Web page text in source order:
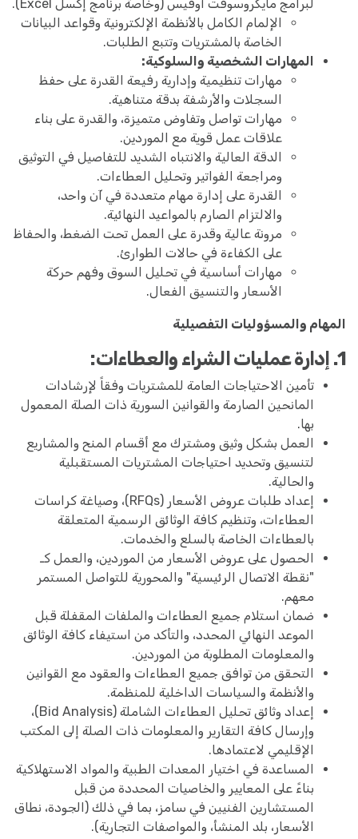
لبرامج مايكروسوفت أوفيس (وخاصة برنامج إكسل Excel).
الإلمام الكامل بالأنظمة الإلكترونية وقواعد البيانات
الخاصة بالمشتريات وتتبع الطلبات.
المهارات الشخصية والسلوكية:
مهارات تنظيمية وإدارية رفيعة القدرة على حفظ
السجلات والأرشفة بدقة متناهية.
مهارات تواصل وتفاوض متميزة، والقدرة على بناء
علاقات عمل قوية مع الموردين.
الدقة العالية والانتباه الشديد للتفاصيل في التوثيق
ومراجعة الفواتير وتحليل العطاءات.
القدرة على إدارة مهام متعددة في آن واحد،
والالتزام الصارم بالمواعيد النهائية.
مرونة عالية وقدرة على العمل تحت الضغط، والحفاظ
على الكفاءة في حالات الطوارئ.
مهارات أساسية في تحليل السوق وفهم حركة
الأسعار والتنسيق الفعال.
المهام والمسؤوليات التفصيلية
1. إدارة عمليات الشراء والعطاءات:
تأمين الاحتياجات العامة للمشتريات وفقاً لإرشادات
المانحين الصارمة والقوانين السورية ذات الصلة المعمول
بها.
العمل بشكل وثيق ومشترك مع أقسام المنح والمشاريع
لتنسيق وتحديد احتياجات المشتريات المستقبلية
والحالية.
إعداد طلبات عروض الأسعار (RFQs)، وصياغة كراسات
العطاءات، وتنظيم كافة الوثائق الرسمية المتعلقة
بالعطاءات الخاصة بالسلع والخدمات.
الحصول على عروض الأسعار من الموردين، والعمل كـ
"نقطة الاتصال الرئيسية" والمحورية للتواصل المستمر
معهم.
ضمان استلام جميع العطاءات والملفات المقفلة قبل
الموعد النهائي المحدد، والتأكد من استيفاء كافة الوثائق
والمعلومات المطلوبة من الموردين.
التحقق من توافق جميع العطاءات والعقود مع القوانين
والأنظمة والسياسات الداخلية للمنظمة.
إعداد وثائق تحليل العطاءات الشاملة (Bid Analysis)،
وإرسال كافة التقارير والمعلومات ذات الصلة إلى المكتب
الإقليمي لاعتمادها.
المساعدة في اختيار المعدات الطبية والمواد الاستهلاكية
بناءً على المعايير والخاصيات المحددة من قبل
المستشارين الفنيين في سامز، بما في ذلك (الجودة، نطاق
الأسعار، بلد المنشأ، والمواصفات التجارية).